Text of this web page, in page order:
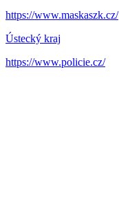
https://www.maskaszk.cz/
Ústecký kraj
https://www.policie.cz/